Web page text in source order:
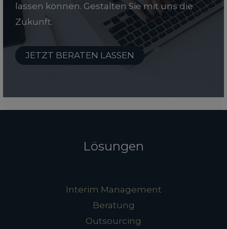
lassen können. Gestalten Sie mit uns die
Zukunft.
JETZT BERATEN LASSEN
Lösungen
Interim Management
Beratung
Outsourcing